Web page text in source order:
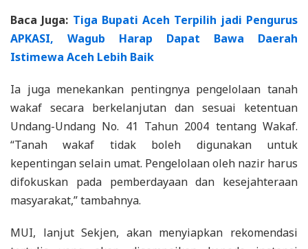
Baca Juga: Tiga Bupati Aceh Terpilih jadi Pengurus
APKASI, Wagub Harap Dapat Bawa Daerah
Istimewa Aceh Lebih Baik
Ia juga menekankan pentingnya pengelolaan tanah
wakaf secara berkelanjutan dan sesuai ketentuan
Undang-Undang No. 41 Tahun 2004 tentang Wakaf.
“Tanah wakaf tidak boleh digunakan untuk
kepentingan selain umat. Pengelolaan oleh nazir harus
difokuskan pada pemberdayaan dan kesejahteraan
masyarakat,” tambahnya.
MUI, lanjut Sekjen, akan menyiapkan rekomendasi